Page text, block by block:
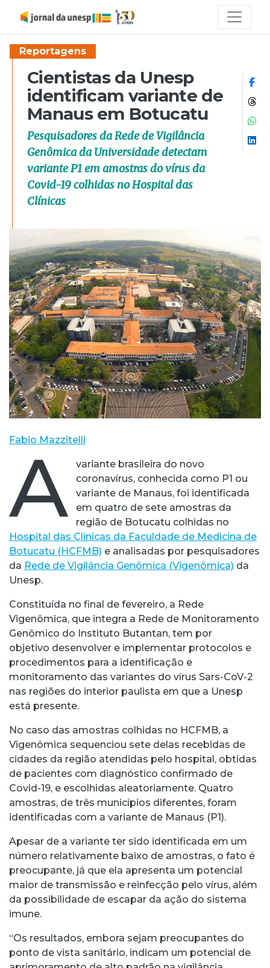
Reportagens
Cientistas da Unesp
identificam variante de
Manaus em Botucatu
Pesquisadores da Rede de Vigilância
Genômica da Universidade detectam
variante P1 em amostras do vírus da
Covid-19 colhidas no Hospital das
Clínicas
Fabio Mazzitelli
A
variante brasileira do novo
coronavírus, conhecida como P1 ou
variante de Manaus, foi identificada
em quatro de sete amostras da
região de Botucatu colhidas no
Hospital das Clínicas da Faculdade de Medicina de
Botucatu (HCFMB) e analisadas por pesquisadores
da Rede de Vigilância Genômica (Vigenômica) da
Unesp.
Constituída no final de fevereiro, a Rede
Vigenômica, que integra a Rede de Monitoramento
Genômico do Instituto Butantan, tem por
objetivo desenvolver e implementar protocolos e
procedimentos para a identificação e
monitoramento das variantes do vírus Sars-CoV-2
nas regiões do interior paulista em que a Unesp
está presente.
No caso das amostras colhidas no HCFMB, a
Vigenômica sequenciou sete delas recebidas de
cidades da região atendidas pelo hospital, obtidas
de pacientes com diagnóstico confirmado de
Covid-19, e escolhidas aleatoriamente. Quatro
amostras, de três municípios diferentes, foram
identificadas com a variante de Manaus (P1).
Apesar de a variante ter sido identificada em um
número relativamente baixo de amostras, o fato é
preocupante, já que ela apresenta um potencial
maior de transmissão e reinfecção pelo vírus, além
da possibilidade de escapar da ação do sistema
imune.
“Os resultados, embora sejam preocupantes do
ponto de vista sanitário, indicam um potencial de